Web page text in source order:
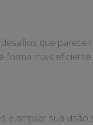
que
forma mais eficiente.
e ampliar sua